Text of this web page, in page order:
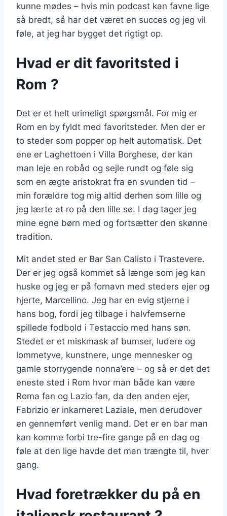
kunne mødes – hvis min podcast kan favne lige
så bredt, så har det været en succes og jeg vil
føle, at jeg har bygget det rigtigt op.
Hvad er dit favoritsted i
Rom ?
Det er et helt urimeligt spørgsmål. For mig er
Rom en by fyldt med favoritsteder. Men der er
to steder som popper op helt automatisk. Det
ene er Laghettoen i Villa Borghese, der kan
man leje en robåd og sejle rundt og føle sig
som en ægte aristokrat fra en svunden tid –
min forældre tog mig altid derhen som lille og
jeg lærte at ro på den lille sø. I dag tager jeg
mine egne børn med og fortsætter den skønne
tradition.
Mit andet sted er Bar San Calisto i Trastevere.
Der er jeg også kommet så længe som jeg kan
huske og jeg er på fornavn med steders ejer og
hjerte, Marcellino. Jeg har en evig stjerne i
hans bog, fordi jeg tilbage i halvfemserne
spillede fodbold i Testaccio med hans søn.
Stedet er et miskmask af bumser, ludere og
lommetyve, kunstnere, unge mennesker og
gamle storrygende nonna’ere – og så er det det
eneste sted i Rom hvor man både kan være
Roma fan og Lazio fan, da den anden ejer,
Fabrizio er inkarneret Laziale, men derudover
en gennemført venlig mand. Det er en bar man
kan komme forbi tre-fire gange på en dag og
føle at den lige havde det man trængte til, hver
gang.
Hvad foretrækker du på en